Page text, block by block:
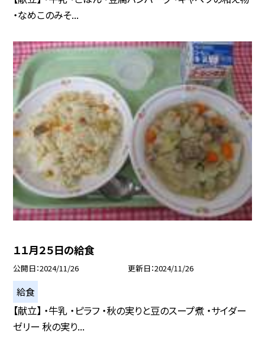
・なめこのみそ...
１１月２５日の給食
公開日 2024/11/26 更新日 2024/11/26
給食
【献立】 ・牛乳 ・ピラフ ・秋の実りと豆のスープ煮 ・サイダー
ゼリー 秋の実り...